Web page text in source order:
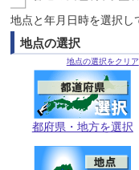
地点と年月日時を選択
地点の選択
地点の選択をクリア
都府県・地方を選択